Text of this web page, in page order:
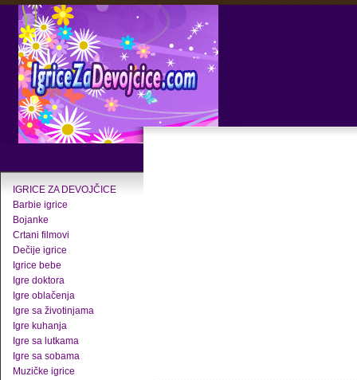
IGRICE ZA DEVOJČICE
Barbie igrice
Bojanke
Crtani filmovi
Dečije igrice
Igrice bebe
Igre doktora
Igre oblačenja
Igre sa životinjama
Igre kuhanja
Igre sa lutkama
Igre sa sobama
Muzičke igrice